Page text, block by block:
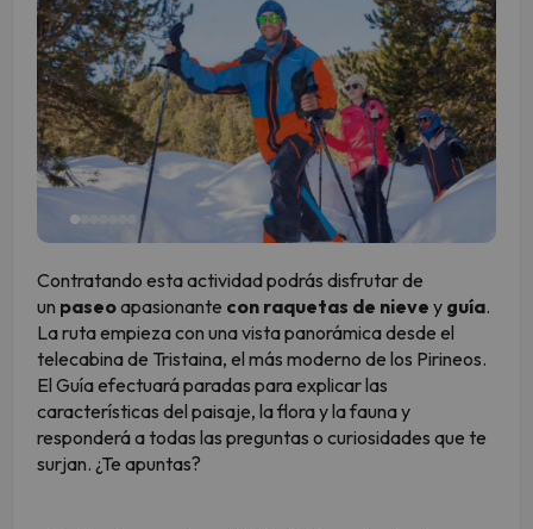
Contratando esta actividad podrás disfrutar de
un paseoapasionante con raquetas de nieve y guía.
La ruta empieza con una vista panorámica desde el
telecabina de Tristaina, el más moderno de los Pirineos.
El Guía efectuará paradas para explicar las
características del paisaje, la flora y la fauna y
responderá a todas las preguntas o curiosidades que te
surjan. ¿Te apuntas?